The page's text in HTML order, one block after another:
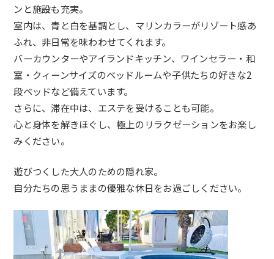
ンと施設も充実。
室内は、青と白を基調とし、マリンカラーがリゾート感あ
ふれ、非日常を味わわせてくれます。
バーカウンターやアイランドキッチン、ワインセラー・和
室・クィーンサイズのベッドルームや子供たちの好きな2
段ベッドなど備えています。
さらに、滞在中は、エステを受けることも可能。
心と身体を解きほぐし、極上のリラクゼーションをお楽し
みください。
遊びつくした大人のための隠れ家。
自分たちの思うままの優雅な休日をお過ごしください。